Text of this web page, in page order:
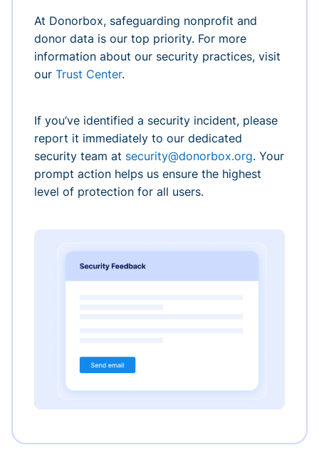
At Donorbox, safeguarding nonprofit and
donor data is our top priority. For more
information about our security practices, visit
our Trust Center.
If you’ve identified a security incident, please
report it immediately to our dedicated
security team at security@donorbox.org. Your
prompt action helps us ensure the highest
level of protection for all users.